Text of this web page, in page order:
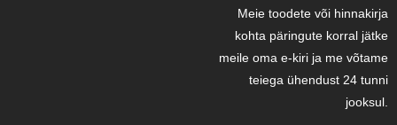
Meie toodete või hinnakirja
kohta päringute korral jätke
meile oma e-kiri ja me võtame
teiega ühendust 24 tunni
jooksul.